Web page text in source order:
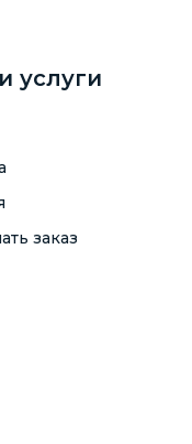
услуги
заказ